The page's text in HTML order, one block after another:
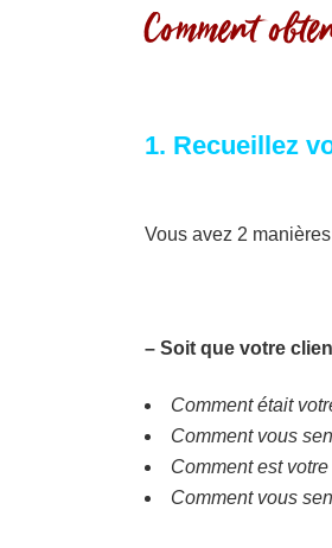
Comment
1. Recueillez
Vous avez 2
– Soit que votre
Comment était
Comment vous
Comment est
Comment vous